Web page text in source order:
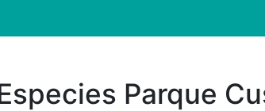
Parque